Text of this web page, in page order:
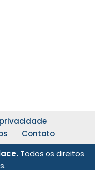
Contato
Todos os direitos